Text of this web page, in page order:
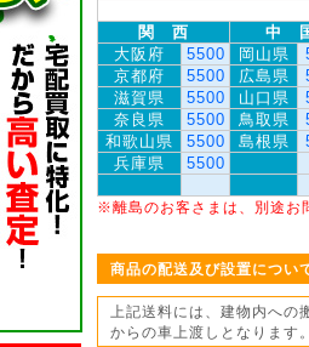
関 西
中
大阪府
5500 岡山県
京都府
5500 広島県
滋賀県
5500 山口県
奈良県
5500 鳥取県
和歌山県
5500 島根県
兵庫県
5500
※離島のお客さまは、別途お
商品の配送及び設置につい
上記送料には、建物内へ
からの車上渡しとなります